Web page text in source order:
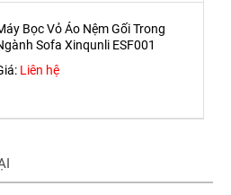
Bọc Vỏ Áo Nệm Gối Trong
Sofa Xinqunli ESF001
Liên hệ